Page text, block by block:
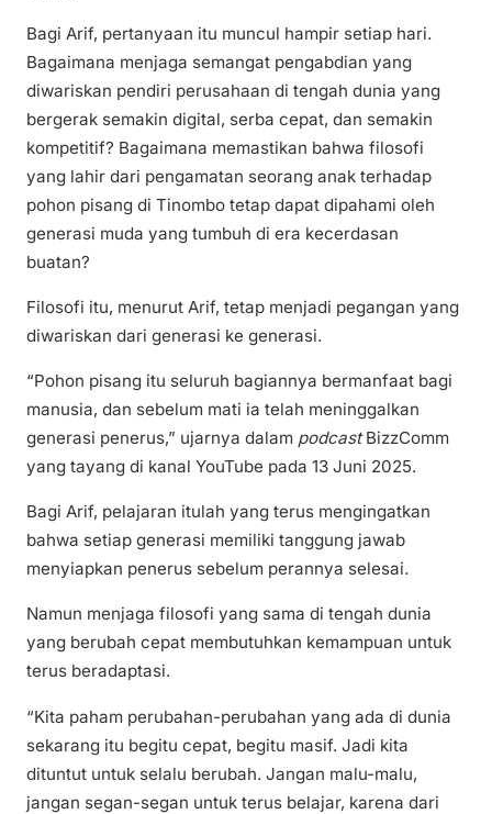
Bagi Arif, pertanyaan itu muncul hampir setiap hari.
Bagaimana menjaga semangat pengabdian yang
diwariskan pendiri perusahaan di tengah dunia yang
bergerak semakin digital, serba cepat, dan semakin
kompetitif? Bagaimana memastikan bahwa filosofi
yang lahir dari pengamatan seorang anak terhadap
pohon pisang di Tinombo tetap dapat dipahami oleh
generasi muda yang tumbuh di era kecerdasan
buatan?
Filosofi itu, menurut Arif, tetap menjadi pegangan yang
diwariskan dari generasi ke generasi.
“Pohon pisang itu seluruh bagiannya bermanfaat bagi
manusia, dan sebelum mati ia telah meninggalkan
generasi penerus,” ujarnya dalam podcastBizzComm
yang tayang di kanal YouTube pada 13 Juni 2025.
Bagi Arif, pelajaran itulah yang terus mengingatkan
bahwa setiap generasi memiliki tanggung jawab
menyiapkan penerus sebelum perannya selesai.
Namun menjaga filosofi yang sama di tengah dunia
yang berubah cepat membutuhkan kemampuan untuk
terus beradaptasi.
“Kita paham perubahan-perubahan yang ada di dunia
sekarang itu begitu cepat, begitu masif. Jadi kita
dituntut untuk selalu berubah. Jangan malu-malu,
jangan segan-segan untuk terus belajar, karena dari